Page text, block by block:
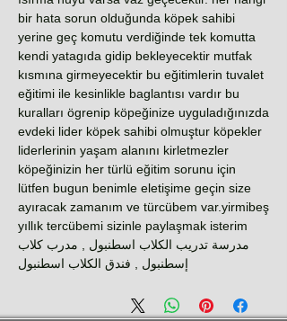
bir hata sorun olduğunda köpek sahibi
yerine geç komutu verdiğinde tek komutta
kendi yatagıda gidip bekleyecektir mutfak
kısmına girmeyecektir bu eğitimlerin tuvalet
eğitimi ile kesinlikle baglantısı vardır bu
kuralları ögrenip köpeğinize uyguladığınızda
evdeki lider köpek sahibi olmuştur köpekler
liderlerinin yaşam alanını kirletmezler
köpeğinizin her türlü eğitim sorunu için
lütfen bugun benimle eletişime geçin size
ayıracak zamanım ve türcübem var.yirmibeş
yıllık tercübemi sizinle paylaşmak isterim
مدرسة تدريب الكلاب اسطنبول , مدرب كلاب
إسطنبول , فندق الكلاب اسطنبول